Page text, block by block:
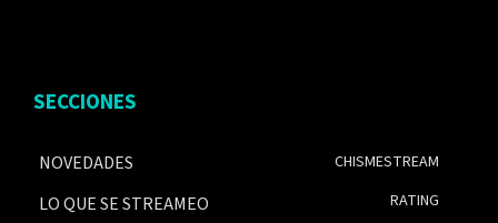
SECCIONES
NOVEDADES
LO QUE SE STREAMEO
CHISMESTREAM
RATING